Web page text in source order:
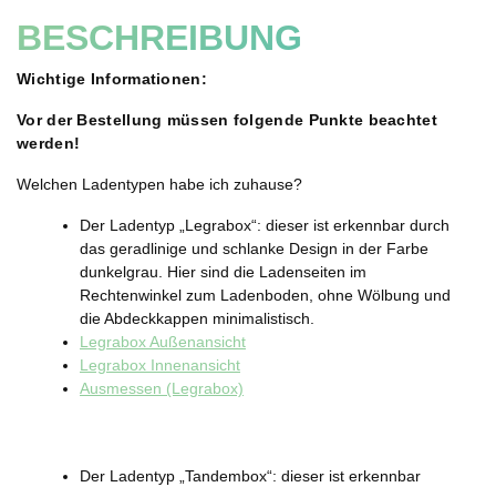
BESCHREIBUNG
Wichtige Informationen:
Vor der Bestellung müssen folgende Punkte beachtet
werden!
Welchen Ladentypen habe ich zuhause?
Der Ladentyp „Legrabox“: dieser ist erkennbar durch
das geradlinige und schlanke Design in der Farbe
dunkelgrau. Hier sind die Ladenseiten im
Rechtenwinkel zum Ladenboden, ohne Wölbung und
die Abdeckkappen minimalistisch.
Legrabox Außenansicht
Legrabox Innenansicht
Ausmessen (Legrabox)
Der Ladentyp „Tandembox“: dieser ist erkennbar